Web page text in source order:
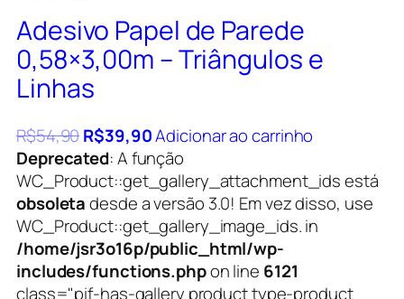
Adesivo Papel de Parede
0,58×3,00m – Triângulos e
Linhas
R$54,90R$39,90Adicionar ao carrinho
Deprecated: A função
WC_Product::get_gallery_attachment_ids está
obsoletadesde a versão 3.0! Em vez disso, use
WC_Product::get_gallery_image_ids. in
/home/jsr3o16p/public_html/wp-
includes/functions.phpon line 6121
class="pif-has-gallery product type-product